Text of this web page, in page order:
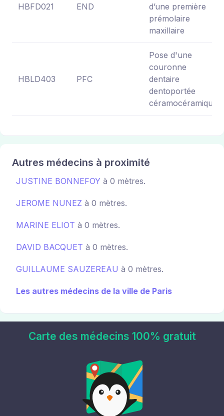
HBFD021 END
d’une première
prémolaire
maxillaire
HBLD403 PFC
Pose d'une
couronne
dentaire
dentoportée
céramocéramique
Autres médecins à proximité
JUSTINE BONNEFOY à 0 mètres.
JEROME NUNEZ à 0 mètres.
MARINE ELIOT à 0 mètres.
DAVID BACQUET à 0 mètres.
GUILLAUME SAUZEREAU à 0 mètres.
Les autres médecins de la ville de Paris
Carte des médecins 100% gratuit